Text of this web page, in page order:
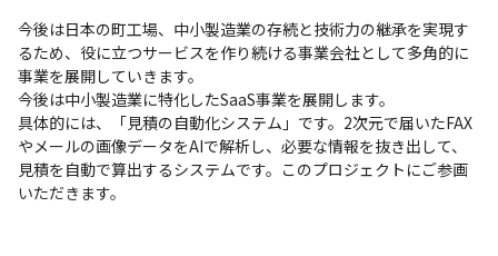
今後は日本の町工場、中小製造業の存続と技術力の継承を実現す
るため、役に立つサービスを作り続ける事業会社として多角的に
事業を展開していきます。
今後は中小製造業に特化したSaaS事業を展開します。
具体的には、「見積の自動化システム」です。2次元で届いたFAX
やメールの画像データをAIで解析し、必要な情報を抜き出して、
見積を自動で算出するシステムです。このプロジェクトにご参画
いただきます。